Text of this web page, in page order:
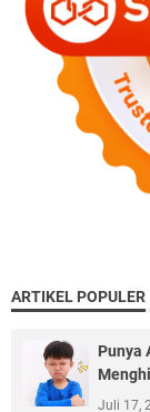
ARTIKEL POPULER
Punya
Juli 17,